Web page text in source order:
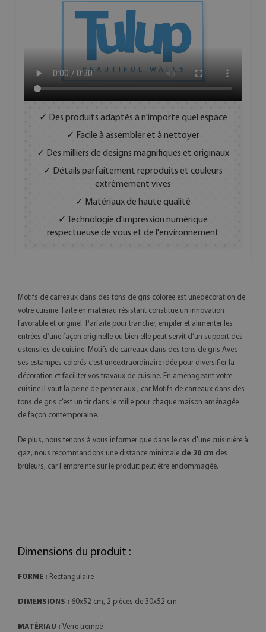
✓ Des produits adaptés à n'importe quel espace
✓ Facile à assembler et à nettoyer
✓ Des milliers de designs magnifiques et originaux
✓ Détails parfaitement reproduits et couleurs
extrêmement vives
✓ Matériaux de haute qualité
✓ Technologie d'impression numérique
respectueuse de vous et de l'environnement
Motifs de carreaux dans des tons de gris colorée est unedécoration de
votre cuisine. Faite en matériau résistant constitue un innovation
favorable et originel. Parfaite pour trancher, empiler et alimenter les
entrées d’une façon originelle ou bien elle peut servit d’un support des
ustensiles de cuisine. Motifs de carreaux dans des tons de gris Avec
ses estampes colorés c’est uneextraordinaire idée pour diversifier la
décoration et faciliter vos travaux de cuisine. En aménageant votre
cuisine il vaut la peine de penser aux , car Motifs de carreaux dans des
tons de gris c’est un tir dans le mille pour chaque maison aménagée
de façon contemporaine.
De plus, nous tenons à vous informer que dans le cas d'une cuisinière à
gaz, nous recommandons une distance minimale de 20 cm des
brûleurs, car l'empreinte sur le produit peut être endommagée.
Dimensions du produit :
FORME : Rectangulaire
DIMENSIONS : 60x52 cm, 2 pièces de 30x52 cm
MATÉRIAU : Verre trempé